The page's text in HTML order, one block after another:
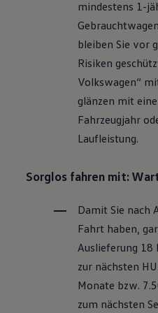
Motorenöl und
Räder und
Pannen- und
Economy
Volkswagen
Schutz und
Entertainment
Individualisieren
Wallbox und
Dienste für Ihr
Volkswagen
Updates für
Über Ihr Auto
Volkswagen
Warn- und
Digitale
mindestens 1-
bleiben Sie vor
Risiken
Volkswagen“
glänzen mit
Fahrzeugjahr
Laufleistung.
Sorglos fahren mit:
Damit Sie nach
Fahrt haben,
Auslieferung 18
zur nächsten
Monate bzw.
zum nächsten